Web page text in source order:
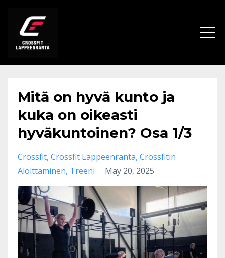
Mitä on hyvä kunto ja
kuka on oikeasti
hyväkuntoinen? Osa 1/3
Crossfit Crossfit Lappeenranta Crossfitin
Aloittaminen Treeni May 20, 2025